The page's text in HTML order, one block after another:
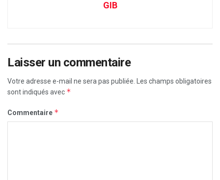
GIB
Laisser un commentaire
Votre adresse e-mail ne sera pas publiée.
Les champs obligatoires
sont indiqués avec *
Commentaire *